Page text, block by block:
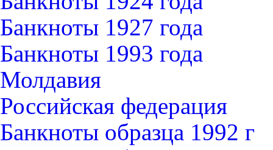
Банкноты 1927 года
Банкноты 1993 года
Молдавия
Российская федерация
Банкноты образца 1992 г